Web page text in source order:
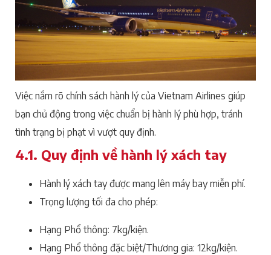
Việc nắm rõ chính sách hành lý của Vietnam Airlines giúp
bạn chủ động trong việc chuẩn bị hành lý phù hợp, tránh
tình trạng bị phạt vì vượt quy định.
4.1. Quy định về hành lý xách tay
Hành lý xách tay được mang lên máy bay miễn phí.
Trọng lượng tối đa cho phép:
Hạng Phổ thông: 7kg/kiện.
Hạng Phổ thông đặc biệt/Thương gia: 12kg/kiện.